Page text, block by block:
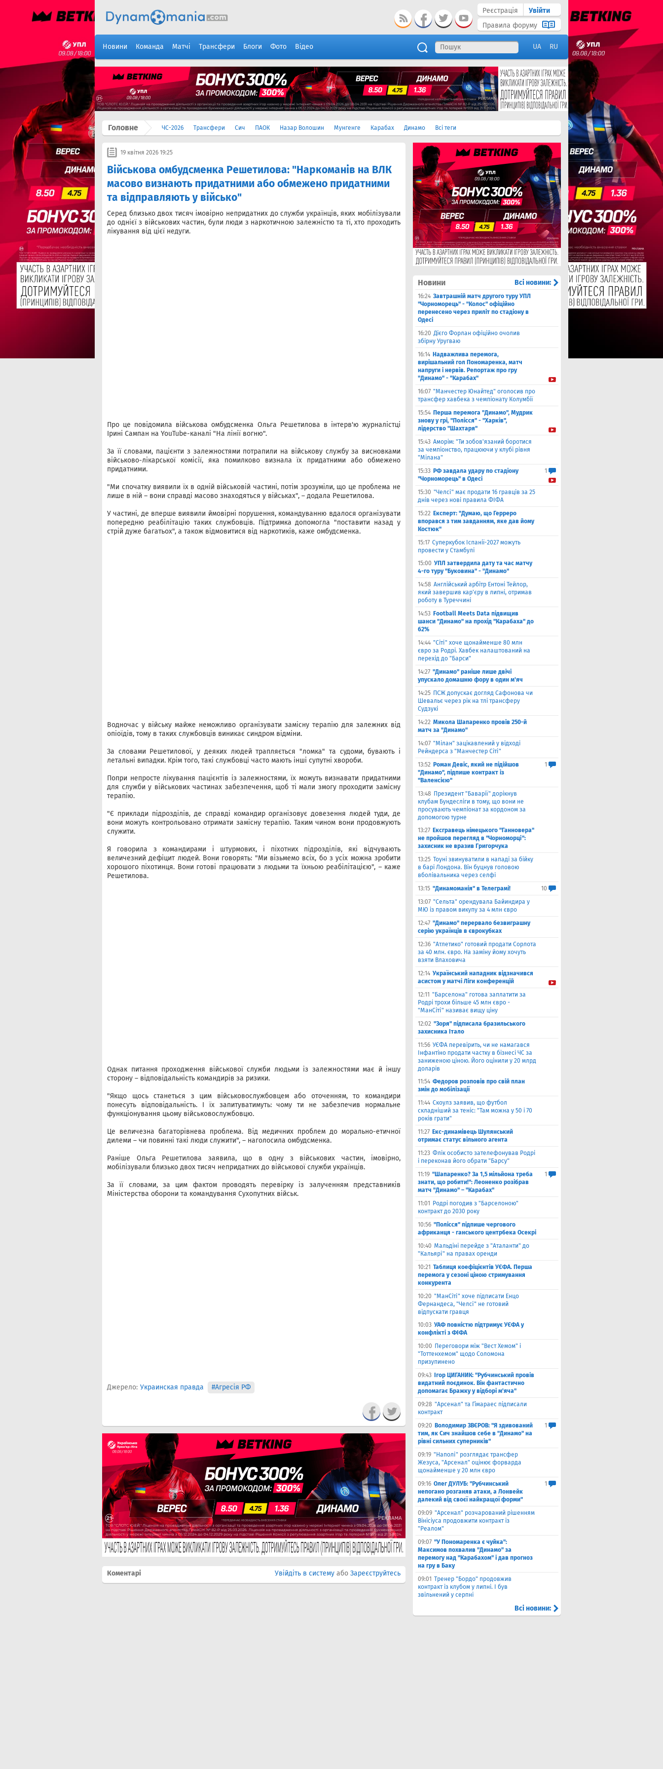
Реєстрація
Увійти
Правила форуму
Новини Команда Матчі Трансфери Блоги Фото Відео UA RU
Головне ЧС-2026 Трансфери Сич ПАОК Назар Волошин Мунгенге Карабах Динамо Всі теги
19 квітня 2026 19:25
Військова омбудсменка Решетилова: "Наркоманів на ВЛК
масово визнають придатними або обмежено придатними
та відправляють у військо"
Серед близько двох тисяч імовірно непридатних до служби українців, яких мобілізували
до однієї з військових частин, були люди з наркотичною залежністю та ті, хто проходить
лікування від цієї недуги.
Про це повідомила військова омбудсменка Ольга Решетилова в інтерв'ю журналістці
Ірині Сампан на YouTube-каналі "На лінії вогню".
За її словами, пацієнти з залежностями потрапили на військову службу за висновками
військово-лікарської комісії, яка помилково визнала їх придатними або обмежено
придатними.
"Ми спочатку виявили їх в одній військовій частині, потім зрозуміли, що це проблема не
лише в ній – вони справді масово знаходяться у військах", – додала Решетилова.
У частині, де вперше виявили ймовірні порушення, командуванню вдалося організувати
попередню реабілітацію таких службовців. Підтримка допомогла "поставити назад у
стрій дуже багатьох", а також відмовитися від наркотиків, каже омбудсменка.
Водночас у війську майже неможливо організувати замісну терапію для залежних від
опіоїдів, тому в таких службовців виникає синдром відміни.
За словами Решетилової, у деяких людей трапляється "ломка" та судоми, бувають і
летальні випадки. Крім того, такі службовці часто мають інші супутні хвороби.
Попри непросте лікування пацієнтів із залежностями, їх можуть визнавати придатними
для служби у військових частинах забезпечення, щоб ті мали змогу проходити замісну
терапію.
"Є приклади підрозділів, де справді командир організовує довезення людей туди, де
вони можуть контрольовано отримати замісну терапію. Таким чином вони продовжують
служити.
Я говорила з командирами і штурмових, і піхотних підрозділів, які відчувають
величезний дефіцит людей. Вони говорять: "Ми візьмемо всіх, бо з усіх можна зробити
хорошого піхотинця. Вони готові працювати з людьми та їхньою реабілітацією", – каже
Решетилова.
Однак питання проходження військової служби людьми із залежностями має й іншу
сторону – відповідальність командирів за ризики.
"Якщо щось станеться з цим військовослужбовцем або оточенням, то командири
понесуть відповідальність. І їх запитуватимуть: чому ти не забезпечив нормальне
функціонування цьому військовослужбовцю.
Це величезна багаторівнева проблема. Від медичних проблем до морально-етичної
дилеми – чи повинні такі люди служити", – наголосила омбудсменка.
Раніше Ольга Решетилова заявила, що в одну з військових частин, імовірно,
мобілізували близько двох тисяч непридатних до військової служби українців.
За її словами, за цим фактом проводять перевірку із залученням представників
Міністерства оборони та командування Сухопутних військ.
Джерело: Украинская правда #Агресія РФ
Коментарі Увійдіть в систему або Зареєструйтесь
Новини Всі новини:
16:24 Завтрашній матч другого туру УПЛ
"Чорноморець" - "Колос" офіційно
перенесено через приліт по стадіону в
Одесі
16:20 Дієго Форлан офіційно очолив
збірну Уругваю
16:14 Надважлива перемога,
вирішальний гол Пономаренка, матч
напруги і нервів. Репортаж про гру
"Динамо" - "Карабах"
16:07 "Манчестер Юнайтед" оголосив про
трансфер хавбека з чемпіонату Колумбії
15:54 Перша перемога "Динамо", Мудрик
знову у грі, "Полісся" - "Харків",
лідерство "Шахтаря"
15:43 Аморім: "Ти зобов'язаний боротися
за чемпіонство, працюючи у клубі рівня
"Мілана"
15:33 РФ завдала удару по стадіону
"Чорноморець" в Одесі
1
15:30 "Челсі" має продати 16 гравців за 25
днів через нові правила ФІФА
15:22 Експерт: "Думаю, що Герреро
впорався з тим завданням, яке дав йому
Костюк"
15:17 Суперкубок Іспанії-2027 можуть
провести у Стамбулі
15:00 УПЛ затвердила дату та час матчу
4-го туру "Буковина" - "Динамо"
14:58 Англійський арбітр Ентоні Тейлор,
який завершив кар'єру в липні, отримав
роботу в Туреччині
14:53 Football Meets Data підвищив
шанси "Динамо" на прохід "Карабаха" до
62%
14:44 "Сіті" хоче щонайменше 80 млн
євро за Родрі. Хавбек налаштований на
перехід до "Барси"
14:27 "Динамо" раніше лише двічі
упускало домашню фору в один м'яч
14:25 ПСЖ допускає догляд Сафонова чи
Шевальє через рік на тлі трансферу
Судзукі
14:22 Микола Шапаренко провів 250-й
матч за "Динамо"
14:07 "Мілан" зацікавлений у відході
Рейндерса з "Манчестер Сіті"
13:52 Роман Девіс, який не підійшов
"Динамо", підпише контракт із
"Валенсією"
1
13:48 Президент "Баварії" дорікнув
клубам Бундесліги в тому, що вони не
просувають чемпіонат за кордоном за
допомогою турне
13:27 Ексгравець німецького "Ганновера"
не пройшов перегляд в "Чорноморці":
захисник не вразив Григорчука
13:25 Тоуні звинуватили в нападі за бійку
в барі Лондона. Він буцнув головою
вболівальника через селфі
13:15 "Динамоманія" в Телеграмі!
10
13:07 "Сельта" орендувала Байиндира у
МЮ із правом викупу за 4 млн євро
12:47 "Динамо" перервало безвиграшну
серію українців в єврокубках
12:36 "Атлетико" готовий продати Сорлота
за 40 млн. євро. На заміну йому хочуть
взяти Влаховича
12:14 Український нападник відзначився
асистом у матчі Ліги конференцій
12:11 "Барселона" готова заплатити за
Родрі трохи більше 45 млн євро -
"МанСіті" називає вищу ціну
12:02 "Зоря" підписала бразильського
захисника Італо
11:56 УЄФА перевірить, чи не намагався
Інфантіно продати частку в бізнесі ЧС за
заниженою ціною. Його оцінили у 20 млрд
доларів
11:54 Федоров розповів про свій план
змін до мобілізації
11:44 Скоулз заявив, що футбол
складніший за теніс: "Там можна у 50 і 70
років грати"
11:27 Екс-динамівець Шулянський
отримає статус вільного агента
11:23 Флік особисто зателефонував Родрі
і переконав його обрати "Барсу"
11:19 "Шапаренко? За 1,5 мільйона треба
знати, що робити!": Леоненко розібрав
матч "Динамо" – "Карабах"
1
11:01
Родрі погодив з "Барселоною"
контракт до 2030 року
10:56 "Полісся" підпише чергового
африканця - ганського центрбека Осекрі
10:40 Мальдіні перейде з "Аталанти" до
"Кальярі" на правах оренди
10:21 Таблиця коефіцієнтів УЄФА. Перша
перемога у сезоні ціною стримування
конкурента
10:20 "МанСіті" хоче підписати Енцо
Фернандеса, "Челсі" не готовий
відпускати гравця
10:03 УАФ повністю підтримує УЄФА у
конфлікті з ФІФА
10:00 Переговори між "Вест Хемом" і
"Тоттенхемом" щодо Соломона
призупинено
09:43
Ігор ЦИГАНИК: "Рубчинський провів
видатний поєдинок. Він фантастично
допомагає Бражку у відборі м'яча"
09:28 "Арсенал" та Гімараес підписали
контракт
09:20 Володимир ЗВЄРОВ: "Я здивований
тим, як Сич знайшов себе в "Динамо" на
рівні сильних суперників"
1
09:19 "Наполі" розглядає трансфер
Жезуса, "Арсенал" оцінює форварда
щонайменше у 20 млн євро
09:16 Олег ДУЛУБ: "Рубчинський
непогано розганяв атаки, а Лонвейк
далекий від своєї найкращої форми"
1
09:09 "Арсенал" розчарований рішенням
Вінісіуса продовжити контракт із
"Реалом"
09:07 "У Пономаренка є чуйка":
Максимов похвалив "Динамо" за
перемогу над "Карабахом" і дав прогноз
на гру в Баку
09:01 Тренер "Бордо" продовжив
контракт із клубом у липні. І був
звільнений у серпні
Всі новини: